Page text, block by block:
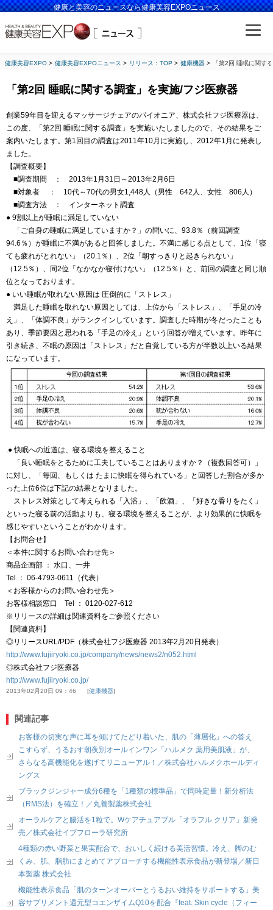
健康と美容のニュースなら健康美容EXPOニュース
健康美容EXPO 健康美容EXPOニュース リリース：TOP 健康機器 「第2回 睡眠に関す
「第2回 睡眠に関する調査」を実施/フジ医療器
創業59年目を迎えるマッサージチェアのパイオニア、株式会社フジ医療器は、
この度、「第2回 睡眠に関する調査」を実施いたしましたので、その結果をご
案内いたします。第1回目の調査は2011年10月に実施し、2012年1月に発表し
ました。
【調査概要】
■調査期間 ： 2013年1月31日～2013年2月6日
■対象者 ： 10代～70代の男女1,448人（男性 642人、女性 806人）
■調査方法 ： インターネット調査
● 9割以上が睡眠に満足していない
「ご自身の睡眠に満足していますか？」の問いに、93.8％（前回調査
94.6％）が睡眠に不満があると回答しました。不満に感じる点として、1位「寝
ても疲れがとれない」（20.1％）、2位「朝すっきりと起きられない」
（12.5％）、同2位「なかなか寝付けない」（12.5％）と、前回の調査と同じ順
位となっております。
● いい睡眠が取れない原因は 圧倒的に「ストレス」
満足した睡眠を取れない原因としては、上位から「ストレス」、「手足の冷
え」、「体調不良」がランクインしています。調査した時期が冬だったことも
あり、季節要因と思われる「手足の冷え」という回答が増えています。昨年に
引き続き、不眠の原因は「ストレス」だと自覚している方が半数以上いる結果
になっています。
.● 快眠への近道は、寝る環境を整えること
「良い睡眠をとるために工夫していることはありますか？（複数回答可）」
に対し、「毎回、もしくは たまに快眠を得られている」と回答した割合が多か
った上位6位は下記の結果となりました。
ストレス対策として考えられる「入浴」、「飲酒」、「好きな香りをたく」
といった寝る前の活動よりも、寝る環境を整えることが、より効果的に快眠を
感じやすいということがわかります。
【お問合せ】
＜本件に関するお問い合わせ先＞
商品企画部 ： 水口、一井
Tel ： 06-4793-0611（代表）
＜お客様からのお問い合わせ先＞
お客様相談窓口 Tel ： 0120-027-612
※リリースの詳細は関連資料をご参照ください
【関連資料】
◎リリースURL/PDF（株式会社フジ医療器 2013年2月20日発表）
http://www.fujiiryoki.co.jp/company/news/news2/n052.html
◎株式会社フジ医療器
http://www.fujiiryoki.co.jp/
2013年02月20日 09：46 健康機器
関連記事
お客様の切実な声に耳を傾けてたどり着いた、肌の「薄層化」への答え
こすらず、うるおす朝夜別オールインワン「ハルメク 薬用美肌液」が、
さらなる高機能化を遂げてリニューアル！／株式会社ハルメクホールディ
ングス
ブラックジンジャー成分6種を「1種類の標準品」で同時定量！新分析法
（RMS法）を確立！／丸善製薬株式会社
オーラルケアと腸活を1粒で。Wケアチュアブル「オラフル クリア」新発
売／株式会社イブフローラ研究所
4種類の赤い野菜と果実配合で、おいしく続ける美活習慣。冷え、脚のむ
くみ、肌、脂肪にまとめてアプローチする機能性表示食品が新登場／新日
本製薬 株式会社
機能性表示食品「肌のターンオーバーとうるおい維持をサポートする」美
容サプリメント還元型コエンザイムQ10を配合『feat. Skin cycle（フィー